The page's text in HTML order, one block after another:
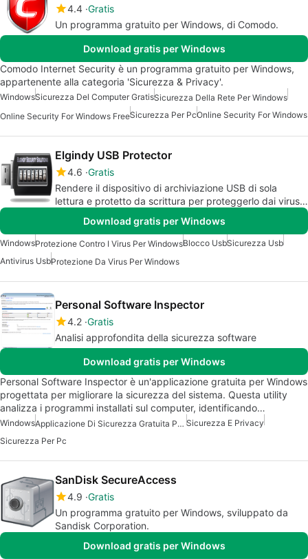
4.4 Gratis
Un programma gratuito per Windows, di Comodo.
Download gratis per Windows
Comodo Internet Security è un programma gratuito per Windows,
appartenente alla categoria 'Sicurezza & Privacy'.
WindowsSicurezza Del Computer GratisSicurezza Della Rete Per Windows
Online Security For Windows FreeSicurezza Per PcOnline Security For Windows
Elgindy USB Protector
4.6 Gratis
Rendere il dispositivo di archiviazione USB di sola
lettura e protetto da scrittura per proteggerlo dai virus e
Download gratis per Windows
WindowsProtezione Contro I Virus Per WindowsBlocco UsbSicurezza Usb
Antivirus UsbProtezione Da Virus Per Windows
Personal Software Inspector
4.2 Gratis
Analisi approfondita della sicurezza software
Download gratis per Windows
Personal Software Inspector è un'applicazione gratuita per Windows
progettata per migliorare la sicurezza del sistema. Questa utility
analizza i programmi installati sul computer, identificando…
Windows Applicazione Di Sicurezza Gratuita Per Windows Sicurezza E Privacy
Sicurezza Per Pc
SanDisk SecureAccess
4.9 Gratis
Un programma gratuito per Windows, sviluppato da
Sandisk Corporation.
Download gratis per Windows